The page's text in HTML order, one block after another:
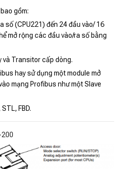
gồm:
số (CPU221) đến 24 đầu vào/ 16
mở rộng các đầu vào/ra số bằng
và Transitor cấp dòng.
hay sử dụng một module mở
mạng Profibus như một Slave
FBD.
200